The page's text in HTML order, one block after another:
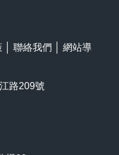
聯絡我們
網站導
路209號